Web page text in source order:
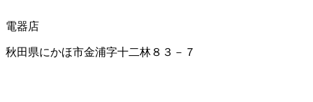
電器店
秋田県にかほ市金浦字十二林８３－７